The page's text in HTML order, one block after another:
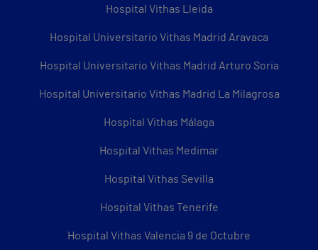
Hospital Vithas Lleida
Hospital Universitario Vithas Madrid Aravaca
Hospital Universitario Vithas Madrid Arturo Soria
Hospital Universitario Vithas Madrid La Milagrosa
Hospital Vithas Málaga
Hospital Vithas Medimar
Hospital Vithas Sevilla
Hospital Vithas Tenerife
Hospital Vithas Valencia 9 de Octubre